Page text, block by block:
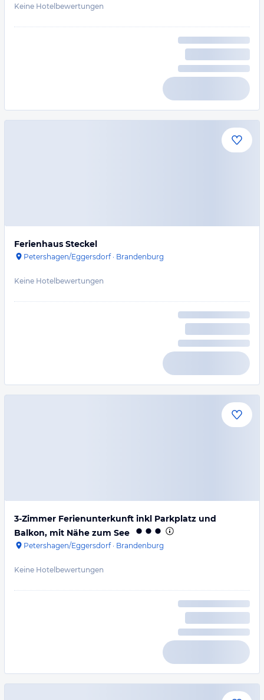
Keine Hotelbewertungen
Ferienhaus Steckel
Petershagen/Eggersdorf· Brandenburg
Keine Hotelbewertungen
3-Zimmer Ferienunterkunft inkl Parkplatz und
Balkon, mit Nähe zum See
Petershagen/Eggersdorf· Brandenburg
Keine Hotelbewertungen